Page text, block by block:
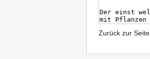
Zurück zur Seite